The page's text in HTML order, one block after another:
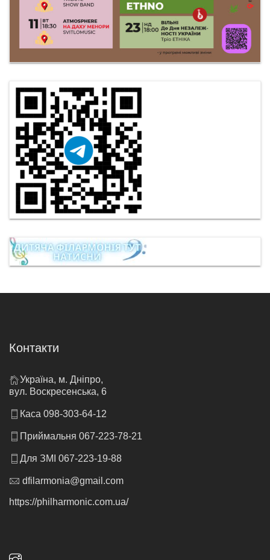
Контакти
Україна, м. Дніпро,
вул. Воскресенська, 6
Каса 098-303-64-12
Приймальня 067-223-78-21
Для ЗМІ 067-223-19-88
dfilarmonia@gmail.com
https://philharmonic.com.ua/